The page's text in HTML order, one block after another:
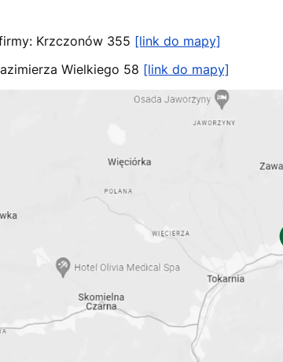
Krzczonów 355 [link do mapy]
Wielkiego 58 [link do mapy]